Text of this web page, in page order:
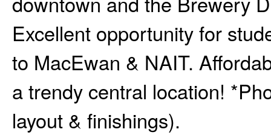
Excellent opportunity for
to MacEwan & NAIT.
a trendy central location!
layout & finishings).